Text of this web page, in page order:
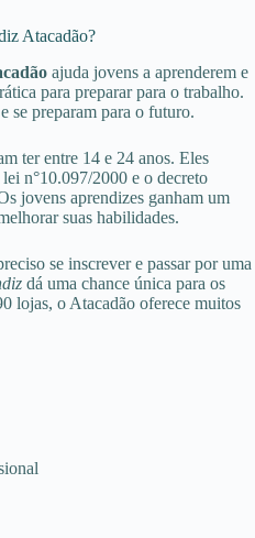
Atacadão?
ajuda jovens a aprenderem e
para preparar para o trabalho.
se preparam para o futuro.
ter entre 14 e 24 anos. Eles
n°10.097/2000 e o decreto
jovens aprendizes ganham um
suas habilidades.
se inscrever e passar por uma
dá uma chance única para os
lojas, o Atacadão oferece muitos